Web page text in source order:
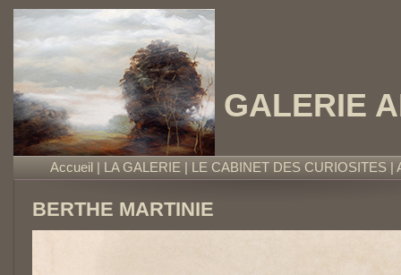
GALERIE
Accueil | LA GALERIE | LE CABINET DES CURIOSITES |
BERTHE MARTINIE